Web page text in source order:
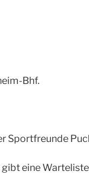
Bhf.
Sportfreunde
eine